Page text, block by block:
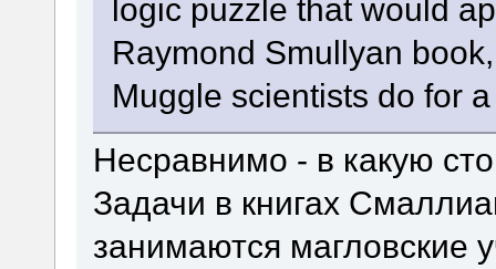
logic puzzle that would
Raymond Smullyan
Muggle scientists do for
Несравнимо - в какую
Задачи в книгах
занимаются магловские